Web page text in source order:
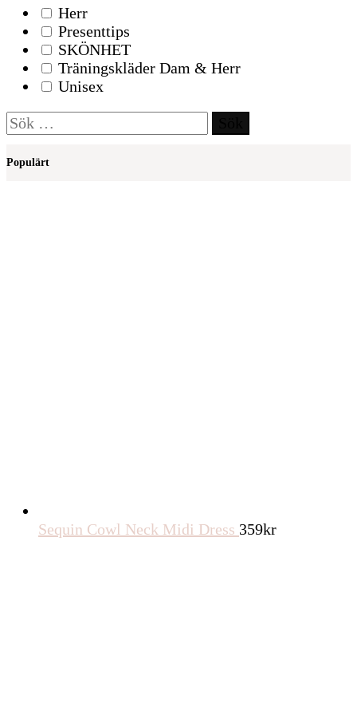
Herr
Presenttips
SKÖNHET
Träningskläder Dam & Herr
Unisex
Sök
efter:
Populärt
Sequin Cowl Neck Midi Dress 359kr